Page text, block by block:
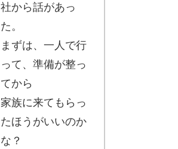
社から話があっ
た。
まずは、一人で行
って、準備が整っ
てから
家族に来てもらっ
たほうがいいのか
な ？